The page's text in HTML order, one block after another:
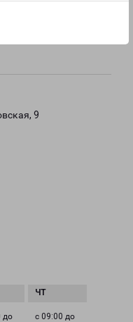
9
до
с 09:00 до